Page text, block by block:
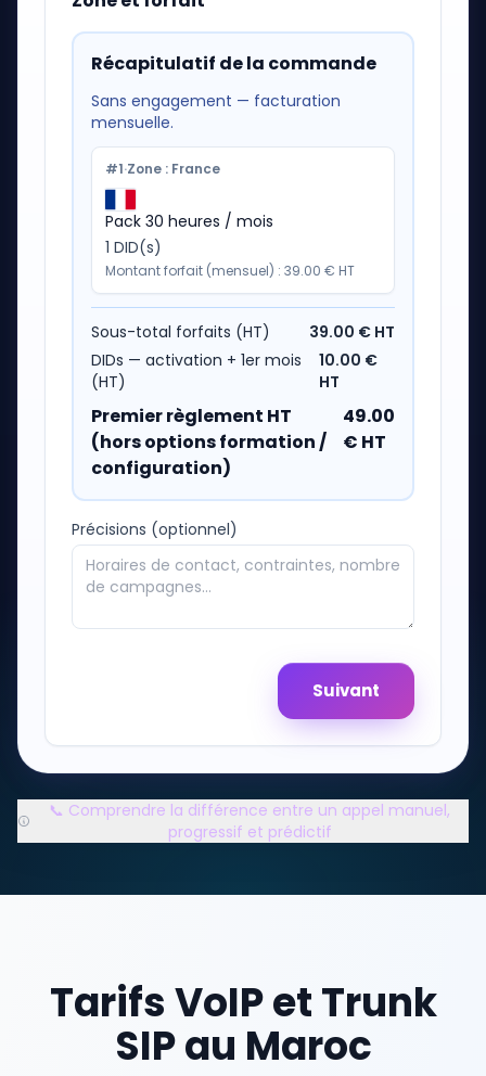
Récapitulatif de la commande
Sans engagement — facturation
mensuelle.
#1·Zone : France
Pack 30 heures / mois
1 DID(s)
Montant forfait (mensuel) : 39.00 € HT
Sous-total forfaits (HT) 39.00 € HT
DIDs — activation + 1er mois
(HT)
10.00 €
HT
Premier règlement HT
(hors options formation /
configuration)
49.00
€ HT
Précisions (optionnel)
Suivant
📞 Comprendre la différence entre un appel manuel,
progressif et prédictif
Tarifs VoIP et Trunk
SIP au Maroc